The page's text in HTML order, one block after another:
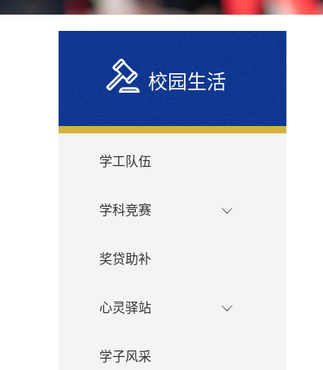
校园生活
学工队伍
学科竞赛
奖贷助补
心灵驿站
学子风采